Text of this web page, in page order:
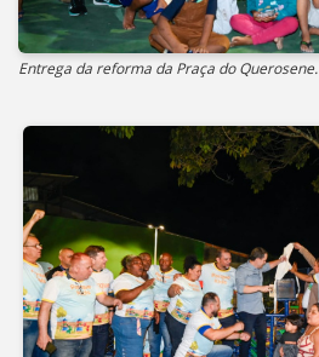
Entrega da reforma da Praça do Querosene.